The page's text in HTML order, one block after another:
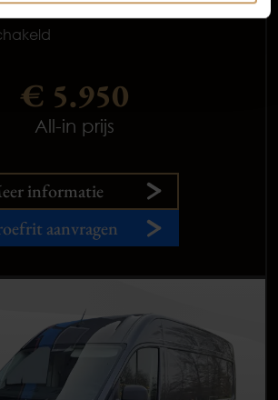
€ 5.950
All-in prijs
informatie
aanvragen